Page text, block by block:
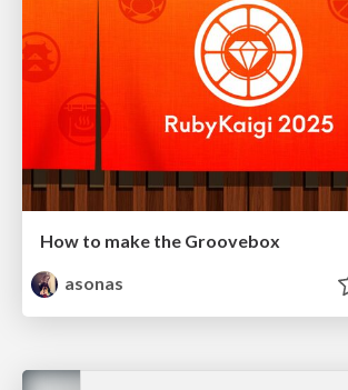
How to make the Groovebox
asonas